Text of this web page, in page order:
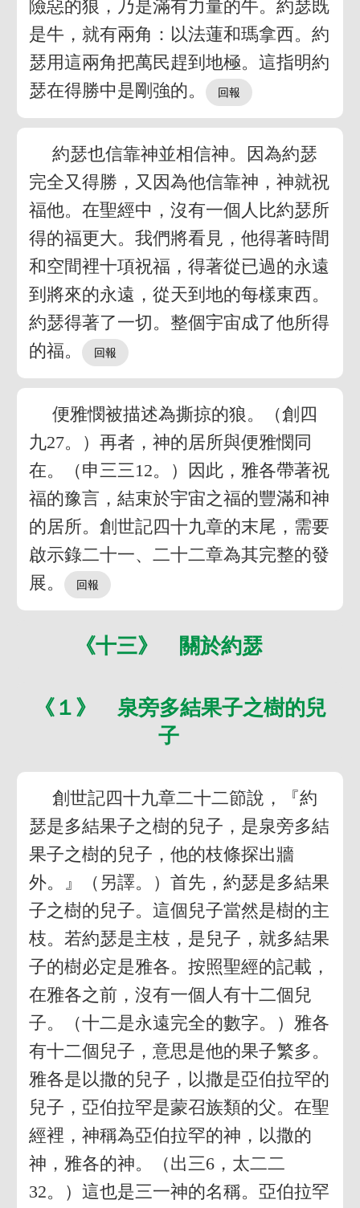
險惡的狼，乃是滿有力量的牛。約瑟既
是牛，就有兩角：以法蓮和瑪拿西。約
瑟用這兩角把萬民趕到地極。這指明約
瑟在得勝中是剛強的。
約瑟也信靠神並相信神。因為約瑟
完全又得勝，又因為他信靠神，神就祝
福他。在聖經中，沒有一個人比約瑟所
得的福更大。我們將看見，他得著時間
和空間裡十項祝福，得著從已過的永遠
到將來的永遠，從天到地的每樣東西。
約瑟得著了一切。整個宇宙成了他所得
的福。
便雅憫被描述為撕掠的狼。（創四
九27。）再者，神的居所與便雅憫同
在。（申三三12。）因此，雅各帶著祝
福的豫言，結束於宇宙之福的豐滿和神
的居所。創世記四十九章的末尾，需要
啟示錄二十一、二十二章為其完整的發
展。
《十三》 關於約瑟
《１》 泉旁多結果子之樹的兒
子
創世記四十九章二十二節說，『約
瑟是多結果子之樹的兒子，是泉旁多結
果子之樹的兒子，他的枝條探出牆
外。』（另譯。）首先，約瑟是多結果
子之樹的兒子。這個兒子當然是樹的主
枝。若約瑟是主枝，是兒子，就多結果
子的樹必定是雅各。按照聖經的記載，
在雅各之前，沒有一個人有十二個兒
子。（十二是永遠完全的數字。）雅各
有十二個兒子，意思是他的果子繁多。
雅各是以撒的兒子，以撒是亞伯拉罕的
兒子，亞伯拉罕是蒙召族類的父。在聖
經裡，神稱為亞伯拉罕的神，以撒的
神，雅各的神。（出三6，太二二
32。）這也是三一神的名稱。亞伯拉罕